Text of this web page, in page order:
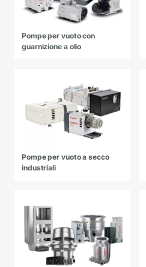
Pompe per vuoto con
guarnizione a olio
Pompe per vuoto a secco
industriali